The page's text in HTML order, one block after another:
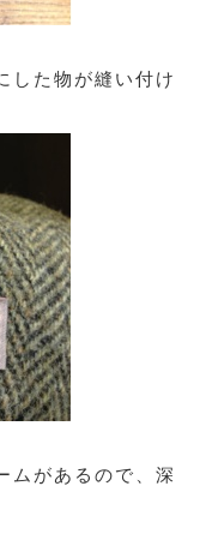
した物が縫い付け
ムがあるので、深